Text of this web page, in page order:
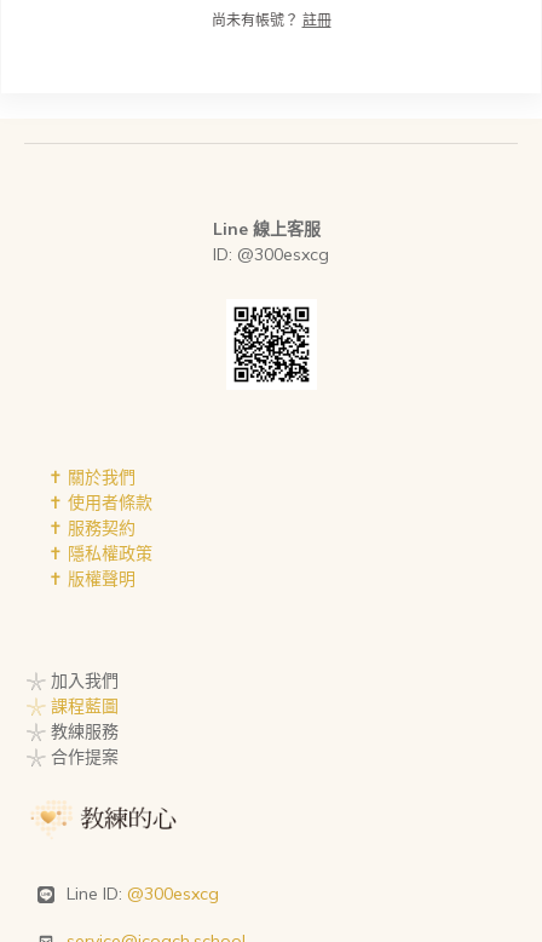
尚未有帳號？ 註冊
Line 線上客服
ID: @300esxcg
✝︎ 關於我們
✝︎ 使用者條款
✝︎ 服務契約
✝︎ 隱私權政策
✝︎ 版權聲明
𓇼 加入我們
𓇼 課程藍圖
𓇼 教練服務
𓇼 合作提案
Line ID: @300esxcg